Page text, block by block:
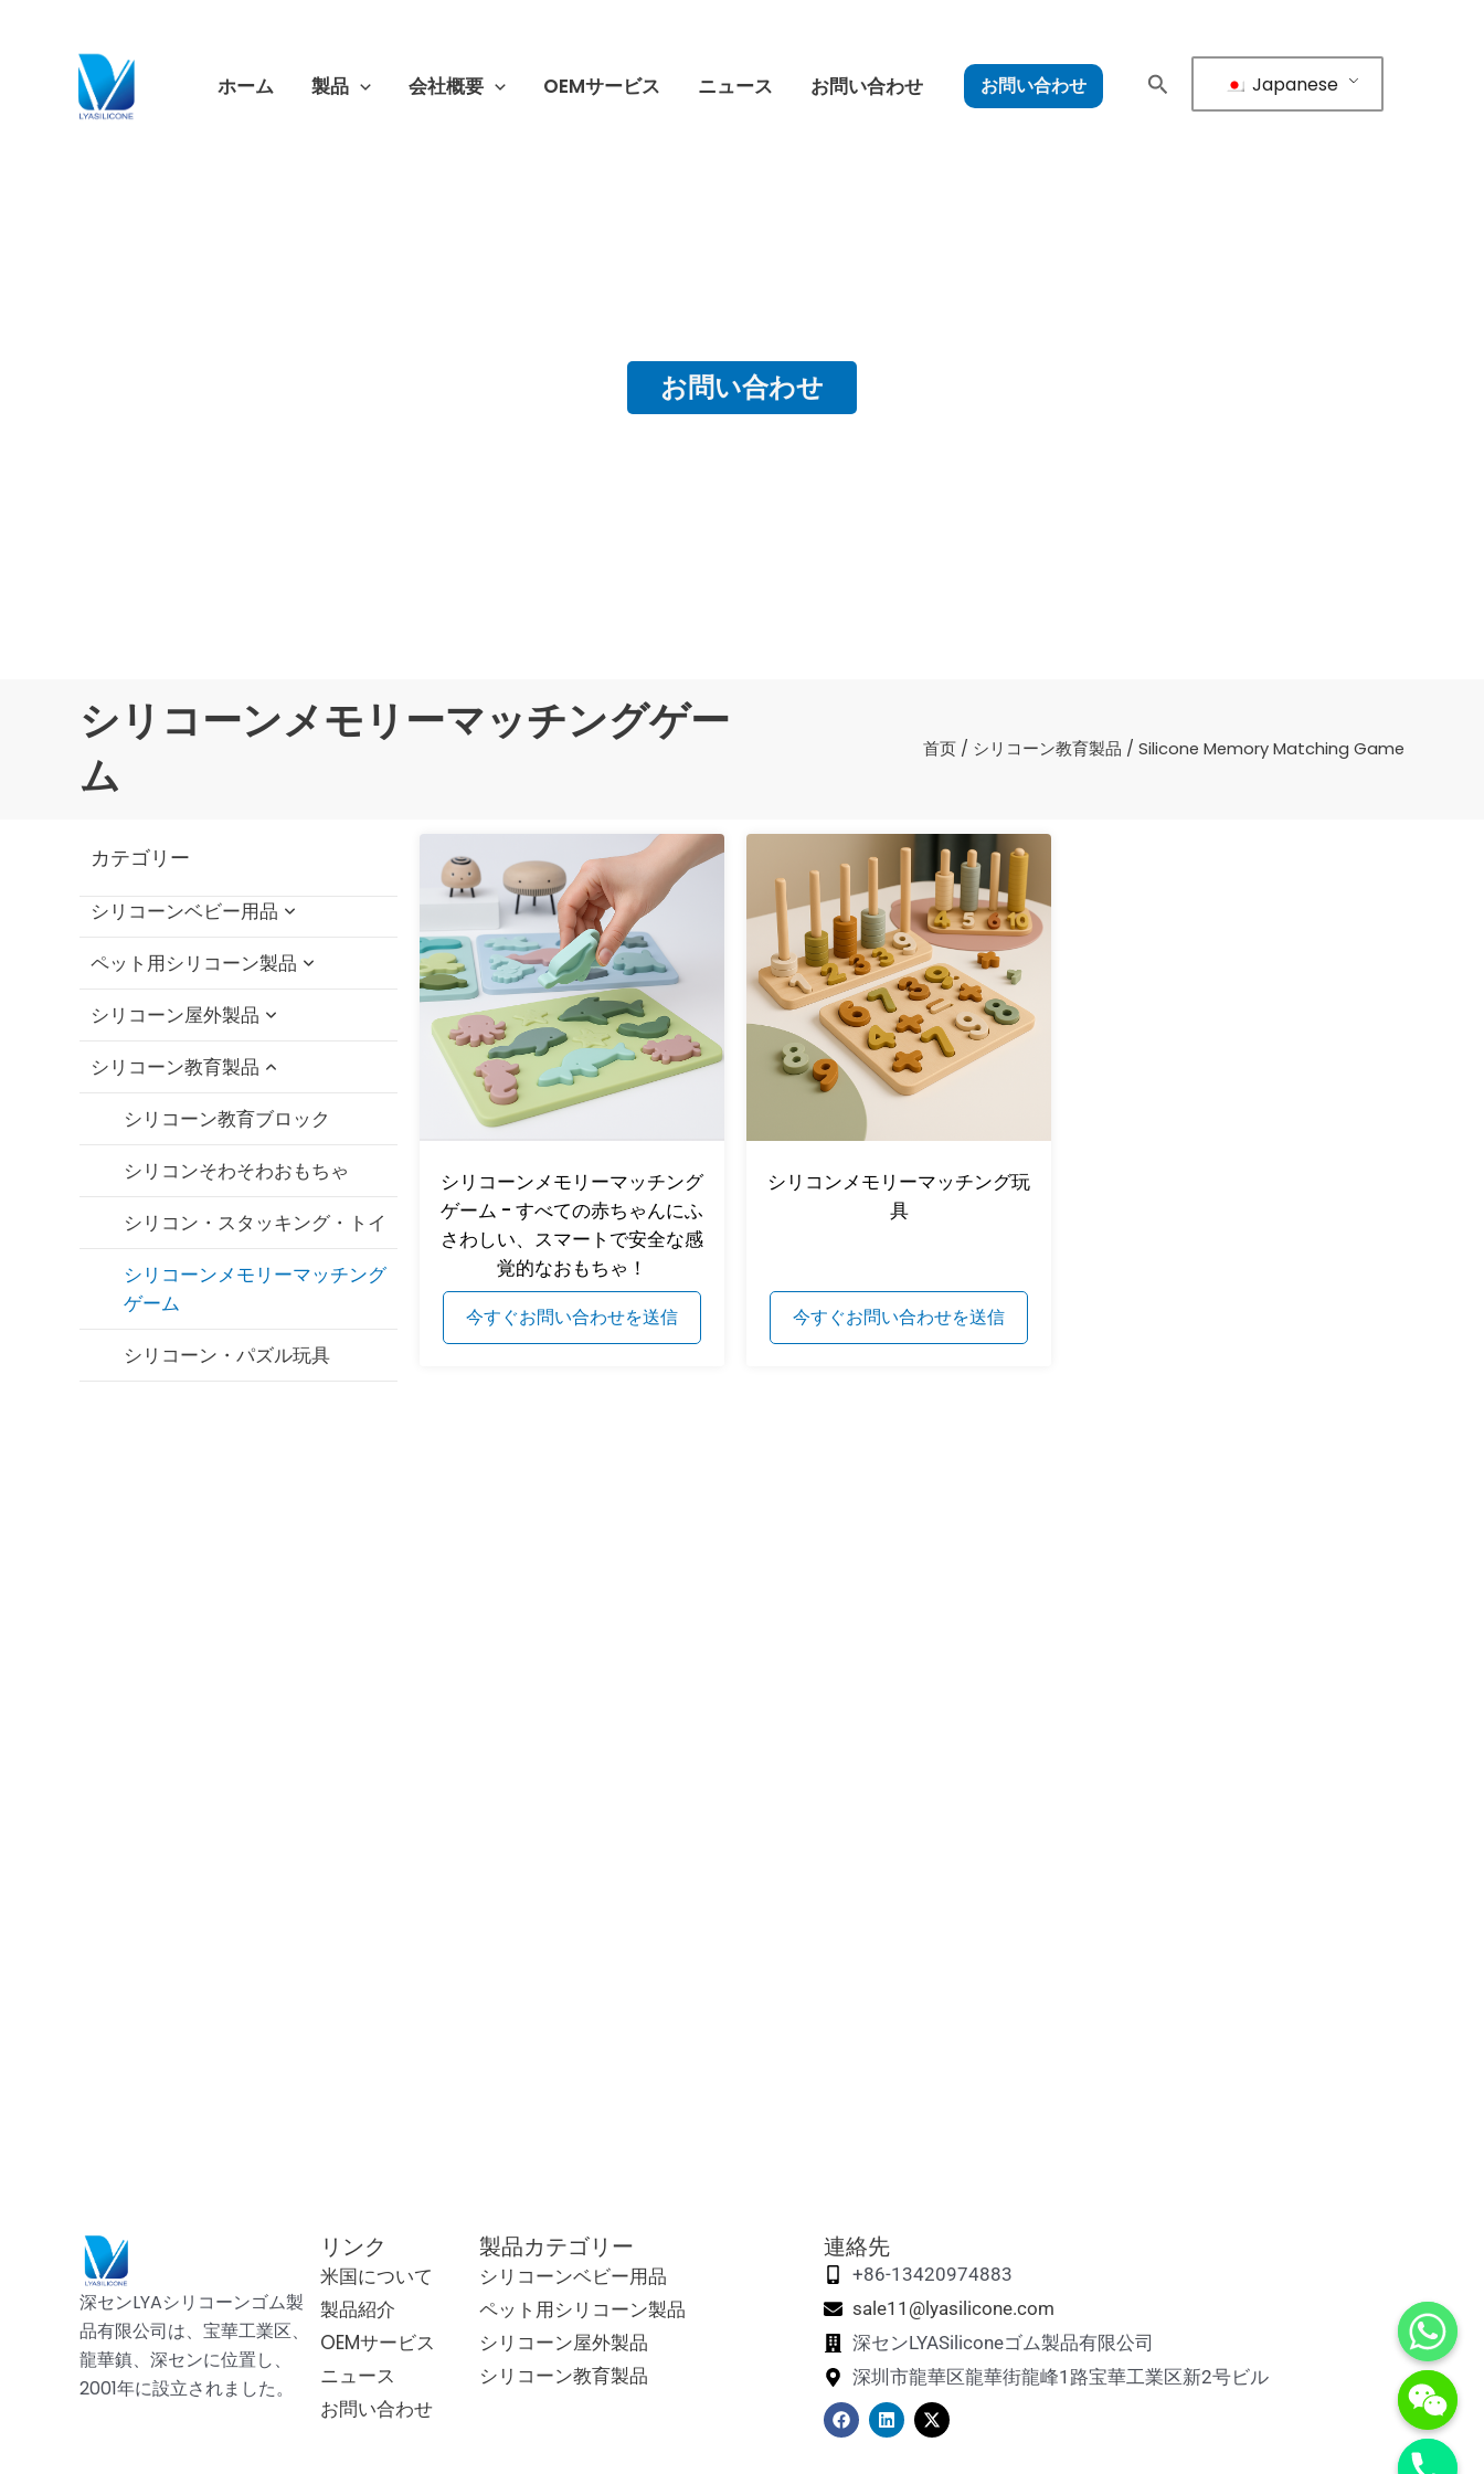
ホーム 製品 会社概要 OEMサービス ニュース お問い合わせ お問い合わせ Japanese
お問い合わせ
シリコーンメモリーマッチングゲー
ム
首页 / シリコーン教育製品 / Silicone Memory Matching Game
カテゴリー
シリコーンベビー用品
シリコーンの赤ん坊の Bath の
ル/スプーンセット
シリコン・ビブ
シリコーン赤ちゃん歯固め
シリコーンおしゃぶり
ペット用シリコーン製品
シリコーン猫の歯が生えるおも
グボウル
シリコーンペットリックマット
グ
シリコーン屋外製品
シリコン製折りたたみ式カップ
シリコン製ストローキャップ
シリコーン・トラベルセット
シリコーン折りたたみランチボ
シリコーン教育製品
シリコーン教育ブロック
シリコンそわそわおもちゃ
シリコン・スタッキング・トイ
シリコーンメモリーマッチング
ゲーム
シリコーン・パズル玩具
シリコーンメモリーマッチング
ゲーム - すべての赤ちゃんにふ
さわしい、スマートで安全な感
覚的なおもちゃ！
今すぐお問い合わせを送信
シリコンメモリーマッチング玩
具
今すぐお問い合わせを送信
深センLYAシリコーンゴム製
品有限公司は、宝華工業区、
龍華鎮、深センに位置し、
2001年に設立されました。
リンク
米国について
製品紹介
OEMサービス
ニュース
お問い合わせ
製品カテゴリー
シリコーンベビー用品
ペット用シリコーン製品
シリコーン屋外製品
シリコーン教育製品
連絡先
+86-13420974883
sale11@lyasilicone.com
深センLYASiliconeゴム製品有限公司
深圳市龍華区龍華街龍峰1路宝華工業区新2号ビル
フ
ェ
イ
リ
ン
ク
エ
ッ
ク